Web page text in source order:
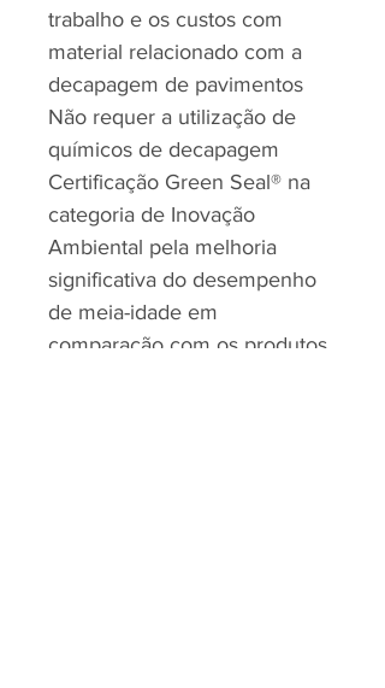
trabalho e os custos com
material relacionado com a
decapagem de pavimentos
Não requer a utilização de
químicos de decapagem
Certificação Green Seal® na
categoria de Inovação
Ambiental pela melhoria
significativa do desempenho
de meia-idade em
comparação com os produtos